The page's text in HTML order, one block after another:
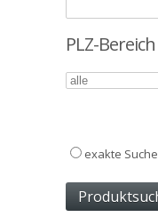
PLZ-Bereich
exakte Suche